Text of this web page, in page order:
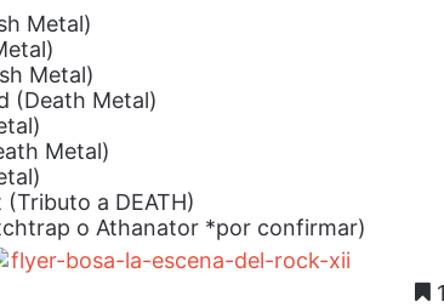
Metal)
Metal)
(Death Metal)
Metal)
a DEATH)
o Athanator *por confirmar)